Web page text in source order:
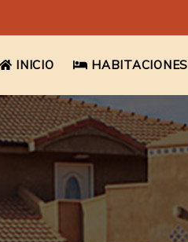
INICIO HABITACIONES